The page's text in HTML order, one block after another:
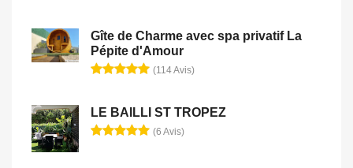
Gîte de Charme avec spa privatif La
Pépite d'Amour
(114 Avis)
LE BAILLI ST TROPEZ
(6 Avis)